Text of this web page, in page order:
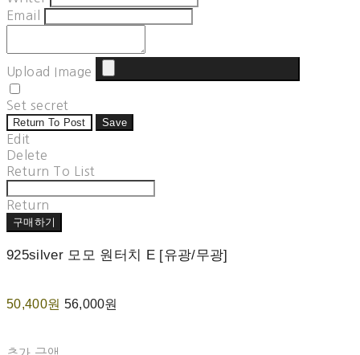
Email
Upload Image
Set secret
Return To Post Save
Edit
Delete
Return To List
Return
구매하기
925silver 모모 원터치 E [유광/무광]
50,400원 56,000원